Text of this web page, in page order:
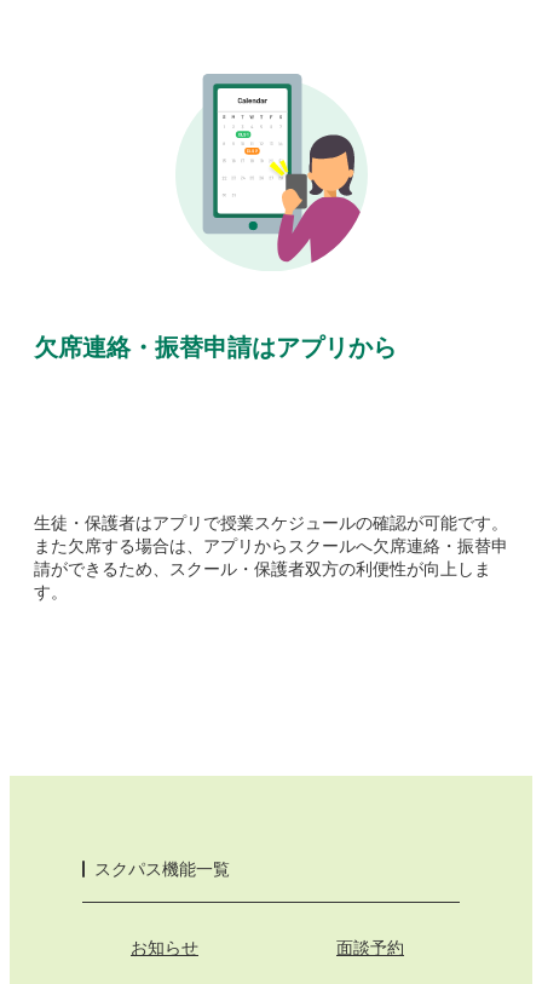
欠席連絡・振替申請はアプリから
生徒・保護者はアプリで授業スケジュールの確認が可能です。
また欠席する場合は、アプリからスクールへ欠席連絡・振替申
請ができるため、スクール・保護者双方の利便性が向上しま
す。
スクパス機能一覧
お知らせ 面談予約